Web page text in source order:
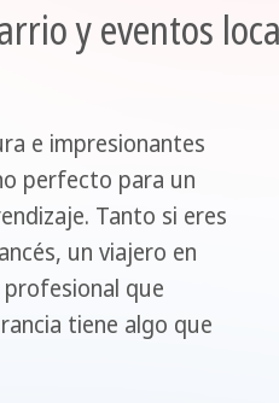
y eventos
e impresionantes
perfecto para un
Tanto si eres
un viajero en
que
tiene algo que